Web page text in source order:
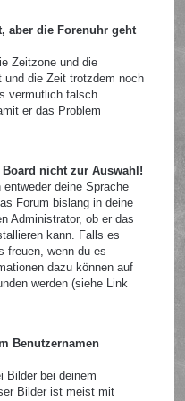
aber die Forenuhr geht
Zeitzone und die
die Zeit trotzdem noch
vermutlich falsch.
er das Problem
nicht zur Auswahl!
deine Sprache
Forum bislang in deine
Administrator, ob er das
kann. Falls es
freuen, wenn du es
dazu können auf
werden (siehe Link
Benutzernamen
Bilder bei deinem
Bilder ist meist mit